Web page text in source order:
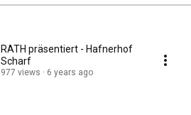
RATH präsentiert - Hafnerhof
Scharf
977 views 6 years ago